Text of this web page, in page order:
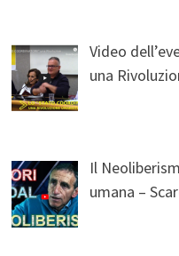
Video
una
Il
umana –